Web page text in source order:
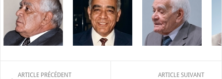
ARTICLE PRÉCÉDENT ARTICLE SUIVANT